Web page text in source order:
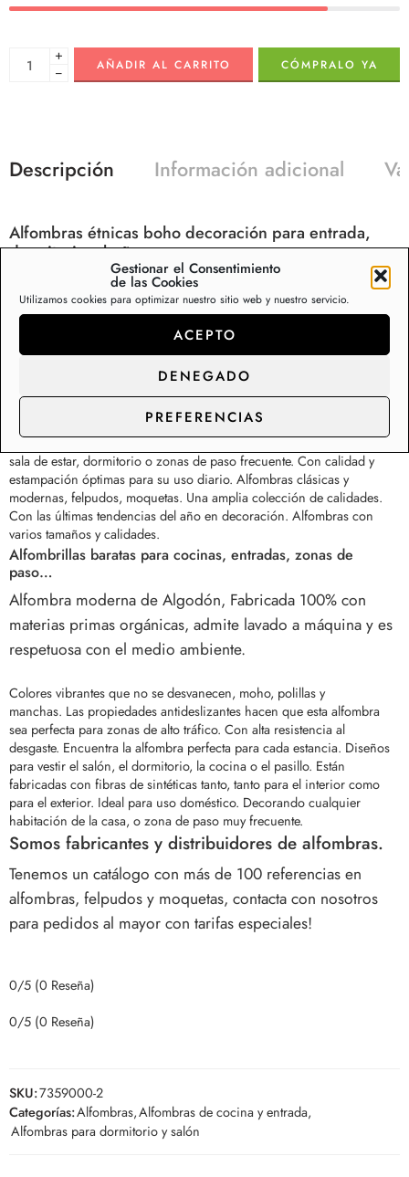
Gestionar el Consentimiento
de las Cookies
Utilizamos cookies para optimizar nuestro sitio web y nuestro servicio.
ACEPTO
DENEGADO
PREFERENCIAS
+
−
AÑADIR AL CARRITO CÓMPRALO YA
Descripción Información adicional
Alfombras étnicas boho decoración para entrada,
dormitorios, baños…
Ideales para uso doméstico. Decorarán el salón o cocina,
zonas de paso frecuente. Con calidad y estampación
óptimas para su uso diario. Alfombras clásicas y
modernas. Con las últimas tendencias del año en
Adorna tu hogar con esta serie de alfombras cocina con diseños
clásicos y modernos. Ideales para uso doméstico. Decorarán el salón,
sala de estar, dormitorio o zonas de paso frecuente. Con calidad y
estampación óptimas para su uso diario. Alfombras clásicas y
modernas, felpudos, moquetas. Una amplia colección de calidades.
Con las últimas tendencias del año en decoración. Alfombras con
varios tamaños y calidades.
Alfombrillas baratas para cocinas, entradas, zonas de
paso…
Alfombra moderna de Algodón, Fabricada 100% con
materias primas orgánicas, admite lavado a máquina y es
respetuosa con el medio ambiente.
Colores vibrantes que no se desvanecen, moho, polillas y
manchas. Las propiedades antideslizantes hacen que esta alfombra
sea perfecta para zonas de alto tráfico. Con alta resistencia al
desgaste. Encuentra la alfombra perfecta para cada estancia. Diseños
para vestir el salón, el dormitorio, la cocina o el pasillo. Están
fabricadas con fibras de sintéticas tanto, tanto para el interior como
para el exterior. Ideal para uso doméstico. Decorando cualquier
habitación de la casa, o zona de paso muy frecuente.
Somos fabricantes y distribuidores de alfombras.
Tenemos un catálogo con más de 100 referencias en
alfombras, felpudos y moquetas, contacta con nosotros
para pedidos al mayor con tarifas especiales!
0/5 (0 Reseña)
0/5 (0 Reseña)
SKU:7359000-2
Categorías:Alfombras,Alfombras de cocina y entrada,
Alfombras para dormitorio y salón